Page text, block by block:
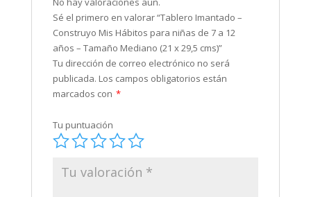
Sé el primero en valorar “Tablero Imantado –
Construyo Mis Hábitos para niñas de 7 a 12
años – Tamaño Mediano (21 x 29,5 cms)”
Tu dirección de correo electrónico no será
publicada. Los campos obligatorios están
marcados con *
Tu puntuación